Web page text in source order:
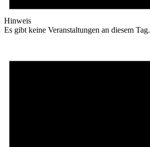
Hinweis
Es gibt keine Veranstaltungen an diesem Tag.